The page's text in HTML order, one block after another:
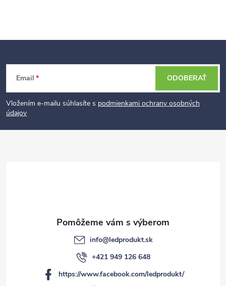
t
Email
Vložením e-mailu súhlasíte s podmienkami ochrany osobných
údajov
ODOBERAŤ
info@ledprodukt.sk
+421 949 126 648
https://www.facebook.com/ledprodukt/